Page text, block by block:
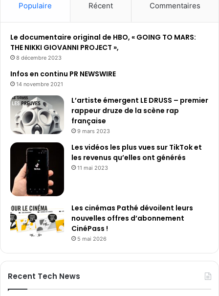
Populaire Récent Commentaires
Le documentaire original de HBO, « GOING TO MARS:
THE NIKKI GIOVANNI PROJECT »,
8 décembre 2023
Infos en continu PR NEWSWIRE
14 novembre 2021
L’artiste émergent LE DRUSS – premier
rappeur druze de la scène rap
française
9 mars 2023
Les vidéos les plus vues sur TikTok et
les revenus qu’elles ont générés
11 mai 2023
Les cinémas Pathé dévoilent leurs
nouvelles offres d’abonnement
CinéPass !
5 mai 2026
Recent Tech News